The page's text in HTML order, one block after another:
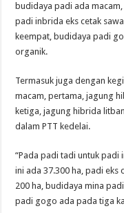
budidaya padi ada
padi inbrida eks cetak
keempat, budidaya padi
organik.
Termasuk juga dengan
macam, pertama, jagung
ketiga, jagung hibrida
dalam PTT kedelai.
“Pada padi tadi untuk padi
ini ada 37.300 ha, padi eks
200 ha, budidaya mina
padi gogo ada pada tiga